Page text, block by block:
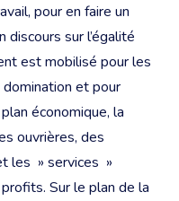
pour en faire un
discours sur l’égalité
est mobilisé pour les
et pour
économique, la
ouvrières, des
les » services »
Sur le plan de la